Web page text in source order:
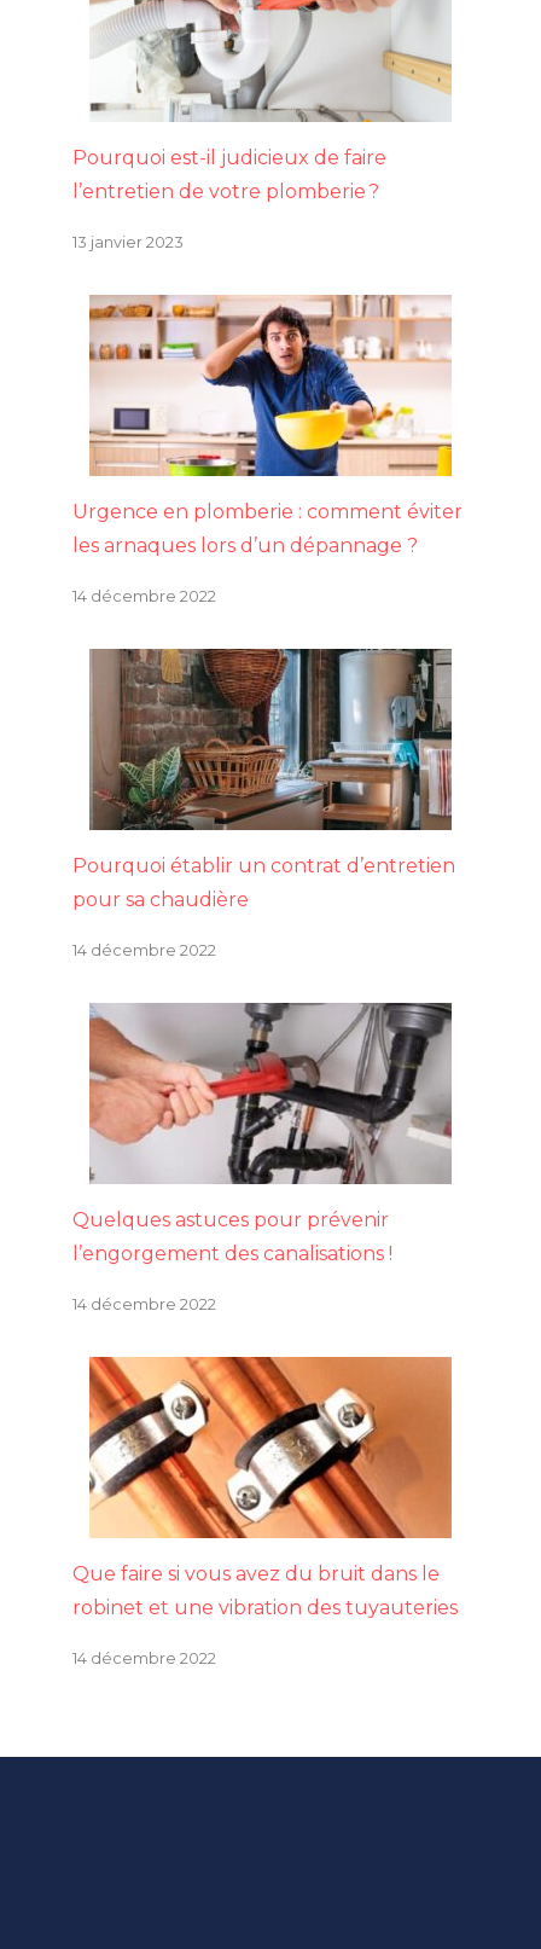
Pourquoi est-il judicieux de faire
l’entretien de votre plomberie ?
13 janvier 2023
Urgence en plomberie : comment éviter
les arnaques lors d’un dépannage ?
14 décembre 2022
Pourquoi établir un contrat d’entretien
pour sa chaudière
14 décembre 2022
Quelques astuces pour prévenir
l’engorgement des canalisations !
14 décembre 2022
Que faire si vous avez du bruit dans le
robinet et une vibration des tuyauteries
14 décembre 2022